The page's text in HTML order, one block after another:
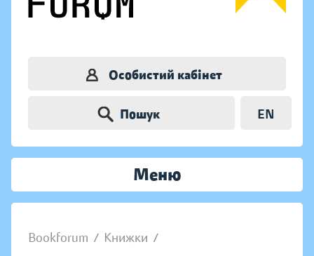
Особистий кабінет
Пошук EN
Меню
Bookforum / Книжки /